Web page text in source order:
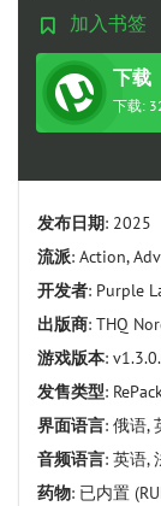
加入书签
下载
种子
下载:
发布日期: 2025
流派: Action,
开发者: Purple
出版商: THQ
游戏版本:
发售类型:
界面语言: 俄语,
音频语言: 英语,
药物: 已内置